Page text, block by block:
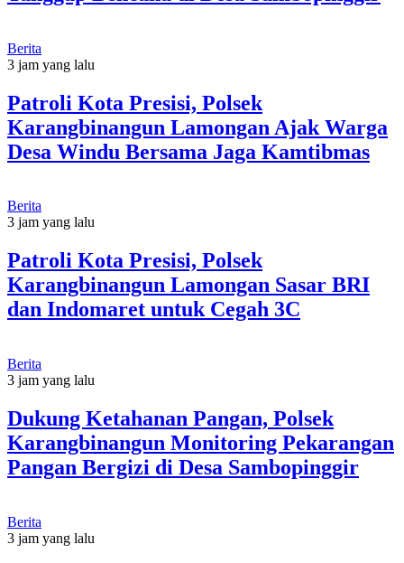
Berita
3 jam yang lalu
Patroli Kota Presisi, Polsek
Karangbinangun Lamongan Ajak Warga
Desa Windu Bersama Jaga Kamtibmas
Berita
3 jam yang lalu
Patroli Kota Presisi, Polsek
Karangbinangun Lamongan Sasar BRI
dan Indomaret untuk Cegah 3C
Berita
3 jam yang lalu
Dukung Ketahanan Pangan, Polsek
Karangbinangun Monitoring Pekarangan
Pangan Bergizi di Desa Sambopinggir
Berita
3 jam yang lalu